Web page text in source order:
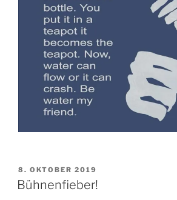
VERÖFFENTLICHT
AM
8. OKTOBER 2019
Bühnenfieber!